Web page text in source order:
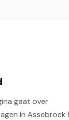
gaat over
in